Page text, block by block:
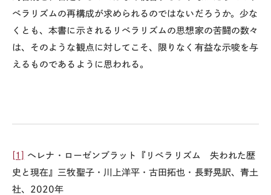
ベラリズムの再構成が求められるのではないだろうか。少な
くとも、本書に示されるリベラリズムの思想家の苦闘の数々
は、そのような観点に対してこそ、限りなく有益な示唆を与
えるものであるように思われる。
[1]
ヘレナ・ローゼンブラット『リベラリズム 失われた歴
史と現在』三牧聖子・川上洋平・古田拓也・長野晃訳、青土
社、 2020年